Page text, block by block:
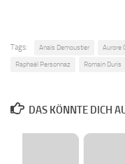
Tags: Anaïs Demoustier Aurore
Raphaël Personnaz Romain Duris
DAS KÖNNTE DICH